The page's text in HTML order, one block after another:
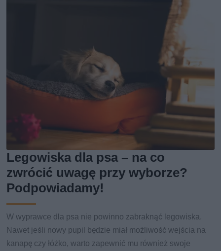
Legowiska dla psa – na co
zwrócić uwagę przy wyborze?
Podpowiadamy!
W wyprawce dla psa nie powinno zabraknąć legowiska.
Nawet jeśli nowy pupil będzie miał możliwość wejścia na
kanapę czy łóżko, warto zapewnić mu również swoje